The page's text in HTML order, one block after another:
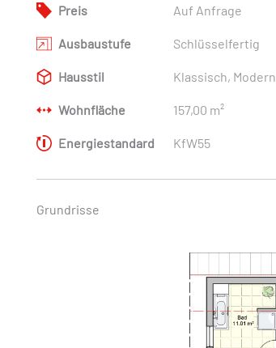
Preis Auf Anfrage
Ausbaustufe Schlüsselfertig
Hausstil Klassisch, Modern
Wohnfläche 157,00 m²
Energiestandard KfW55
Grundrisse